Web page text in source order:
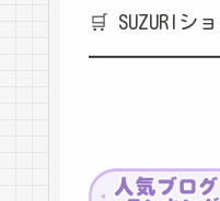
🛒 SUZURIシ